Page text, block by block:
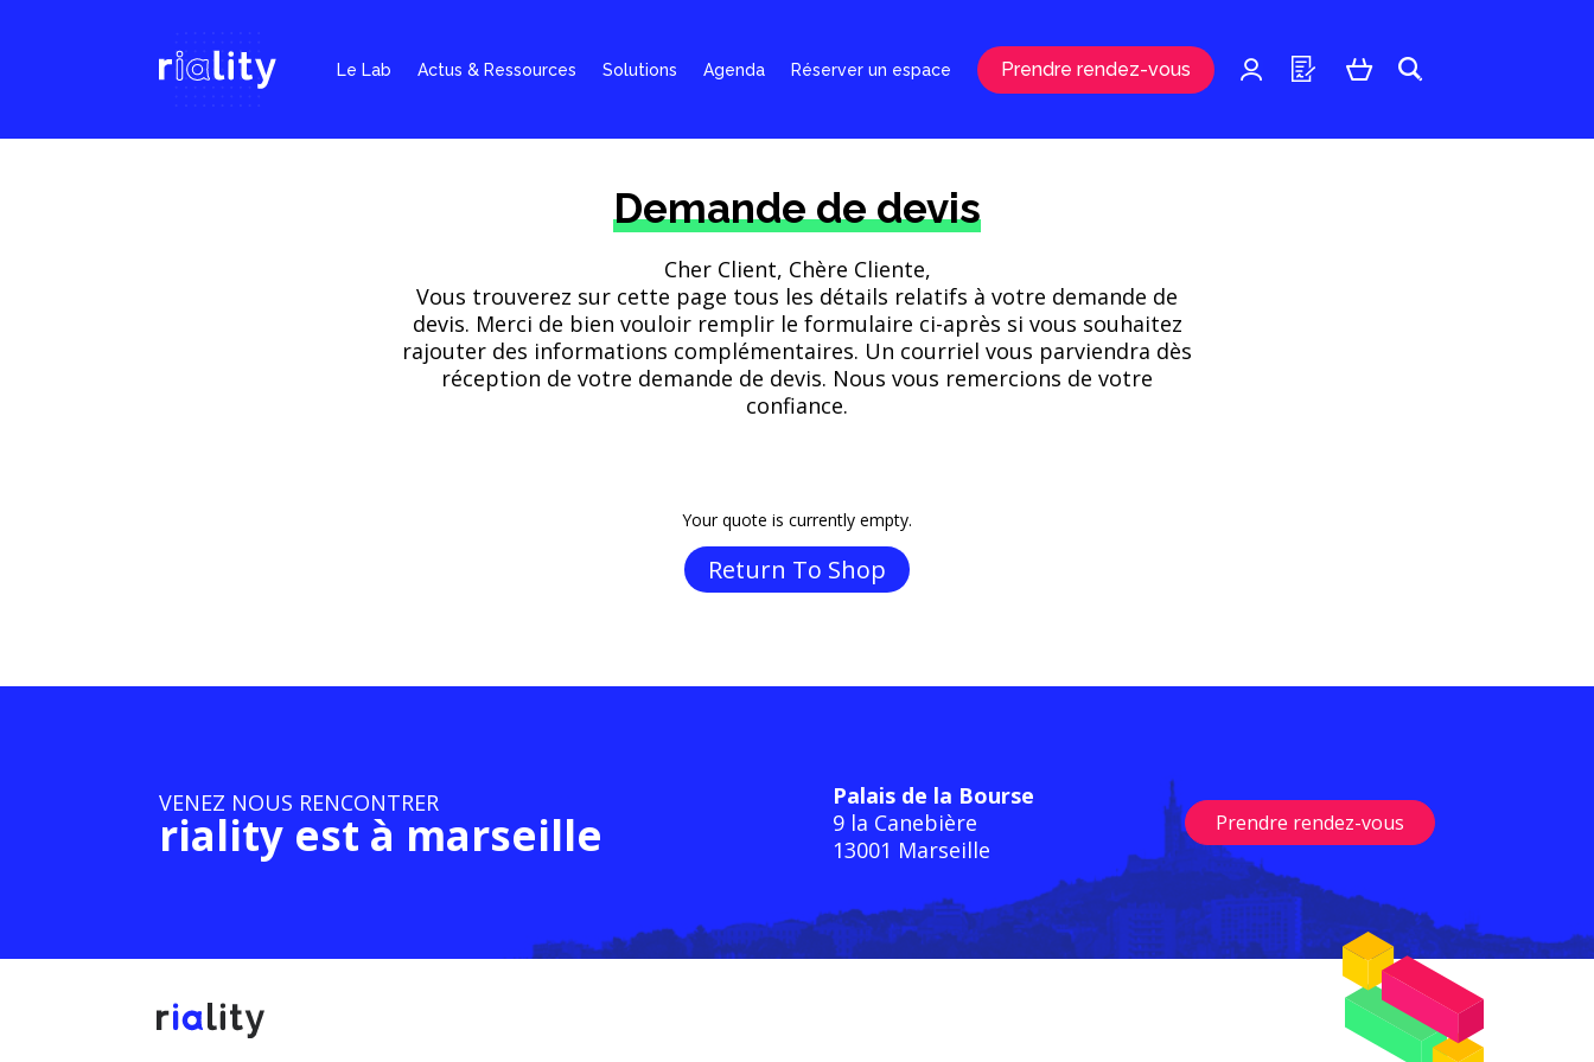
Le Lab Actus & Ressources Solutions Agenda Réserver un espace Prendre rendez-vous u
Demande de devis
Cher Client, Chère Cliente,
Vous trouverez sur cette page tous les détails relatifs à votre demande de
devis. Merci de bien vouloir remplir le formulaire ci-après si vous souhaitez
rajouter des informations complémentaires. Un courriel vous parviendra dès
réception de votre demande de devis. Nous vous remercions de votre
confiance.
Your quote is currently empty.
Return To Shop
VENEZ NOUS RENCONTRER
riality est à marseille
Palais de la Bourse
9 la Canebière
13001 Marseille
Prendre rendez-vous